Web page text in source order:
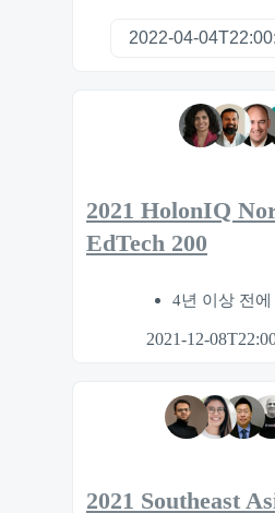
2021 HolonIQ
EdTech 200
4년 이상 전에
2021-12-
2021 Southeast